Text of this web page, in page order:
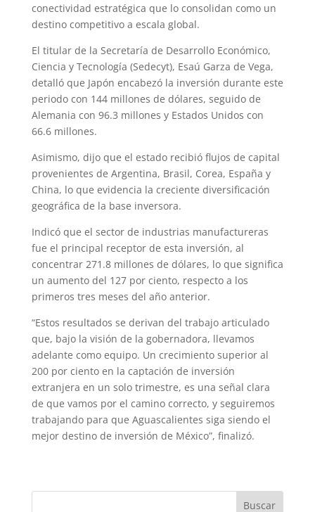
conectividad estratégica que lo consolidan como un
destino competitivo a escala global.
El titular de la Secretaría de Desarrollo Económico,
Ciencia y Tecnología (Sedecyt), Esaú Garza de Vega,
detalló que Japón encabezó la inversión durante este
periodo con 144 millones de dólares, seguido de
Alemania con 96.3 millones y Estados Unidos con
66.6 millones.
Asimismo, dijo que el estado recibió flujos de capital
provenientes de Argentina, Brasil, Corea, España y
China, lo que evidencia la creciente diversificación
geográfica de la base inversora.
Indicó que el sector de industrias manufactureras
fue el principal receptor de esta inversión, al
concentrar 271.8 millones de dólares, lo que significa
un aumento del 127 por ciento, respecto a los
primeros tres meses del año anterior.
“Estos resultados se derivan del trabajo articulado
que, bajo la visión de la gobernadora, llevamos
adelante como equipo. Un crecimiento superior al
200 por ciento en la captación de inversión
extranjera en un solo trimestre, es una señal clara
de que vamos por el camino correcto, y seguiremos
trabajando para que Aguascalientes siga siendo el
mejor destino de inversión de México”, finalizó.
Buscar